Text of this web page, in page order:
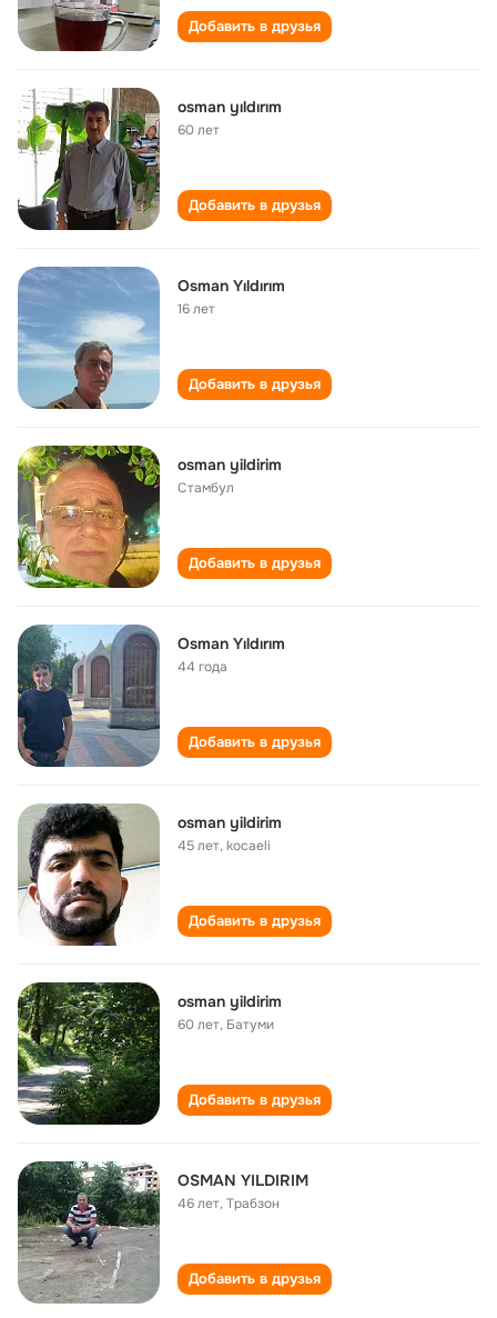
Добавить в друзья
osman yıldırım
60 лет
Добавить в друзья
Osman Yıldırım
16 лет
Добавить в друзья
osman yildirim
Стамбул
Добавить в друзья
Osman Yıldırım
44 года
Добавить в друзья
osman yildirim
45 лет,kocaeli
Добавить в друзья
osman yildirim
60 лет, Батуми
Добавить в друзья
OSMAN YILDIRIM
46 лет,Трабзон
Добавить в друзья